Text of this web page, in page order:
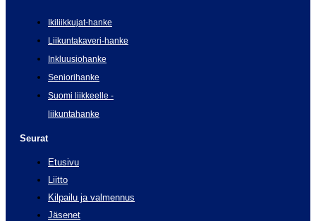
Ikiliikkujat-hanke
Liikuntakaveri-hanke
Inkluusiohanke
Seniorihanke
Suomi liikkeelle -
liikuntahanke
Seurat
Etusivu
Liitto
Kilpailu ja valmennus
Jäsenet